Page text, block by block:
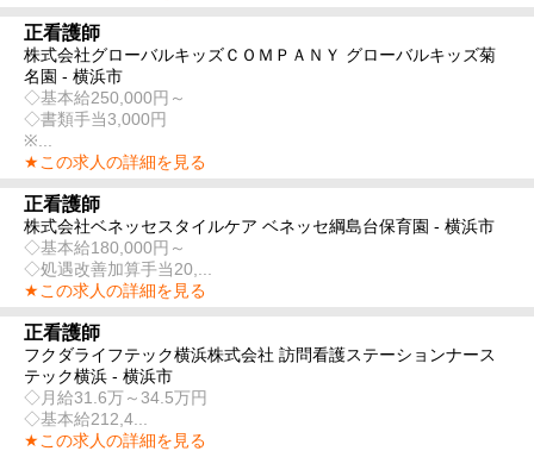
正看護師
株式会社グローバルキッズＣＯＭＰＡＮＹ グローバルキッズ菊
名園 - 横浜市
◇基本給250,000円～
◇書類手当3,000円
※...
★この求人の詳細を見る
正看護師
株式会社ベネッセスタイルケア ベネッセ綱島台保育園 - 横浜市
◇基本給180,000円～
◇処遇改善加算手当20,...
★この求人の詳細を見る
正看護師
フクダライフテック横浜株式会社 訪問看護ステーションナース
テック横浜 - 横浜市
◇月給31.6万～34.5万円
◇基本給212,4...
★この求人の詳細を見る